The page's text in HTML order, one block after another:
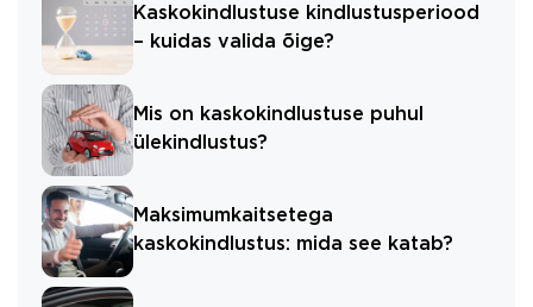
Kaskokindlustuse kindlustusperiood
– kuidas valida õige?
Mis on kaskokindlustuse puhul
ülekindlustus?
Maksimumkaitsetega
kaskokindlustus: mida see katab?